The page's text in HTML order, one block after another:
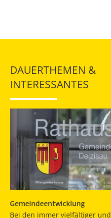
DAUERTHEMEN &
INTERESSANTES
Gemeindeentwicklung
Bei den immer vielfältiger und